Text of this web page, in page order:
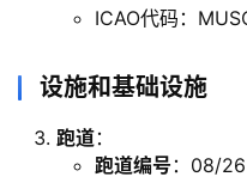
ICAO代码：
设施和基础设施
跑道：
跑道编号 ：08/26